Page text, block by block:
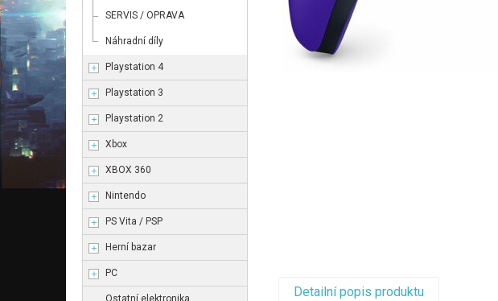
SERVIS / OPRAVA
Náhradní díly
Playstation 4
Playstation 3
Playstation 2
Xbox
XBOX 360
Nintendo
PS Vita / PSP
Herní bazar
PC
Ostatní elektronika Detailní popis produktu